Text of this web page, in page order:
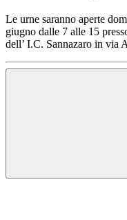
Le urne saranno aperte
giugno dalle 7 alle 15
dell’ I.C. Sannazaro in via